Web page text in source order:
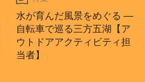
水が育んだ風景をめぐる ―
自転車で巡る三方五湖【ア
ウトドアアクティビティ担
当者】